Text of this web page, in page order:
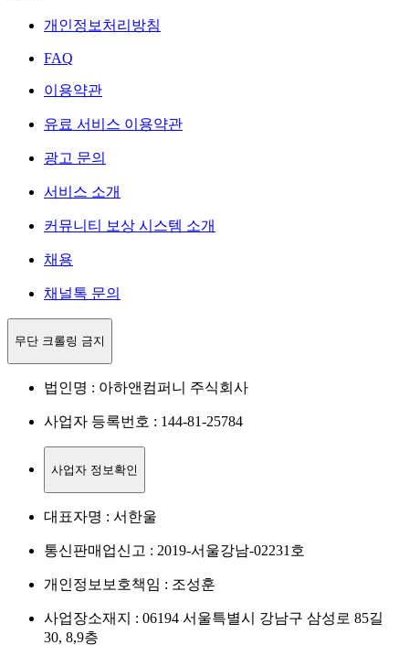
개인정보처리방침
FAQ
이용약관
유료 서비스 이용약관
광고 문의
서비스 소개
커뮤니티 보상 시스템 소개
채용
채널톡 문의
무단 크롤링 금지
법인명 : 아하앤컴퍼니 주식회사
사업자 등록번호 : 144-81-25784
사업자 정보확인
대표자명 : 서한울
통신판매업신고 : 2019-서울강남-02231호
개인정보보호책임 : 조성훈
사업장소재지 : 06194 서울특별시 강남구 삼성로 85길
30, 8,9층